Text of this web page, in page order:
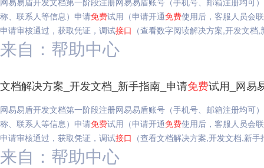
称、联系人等信息）申请免费试用（申请开通免费使用后，客服人员会
申请审核通过，获取凭证，调试接口 （查看数字阅读解决方案,开发文档
来自：帮助中心
文档解决方案_开发文档_新手指南_申请免费试用_网易
网易易盾开发文档第一阶段注册网易易盾账号（手机号、邮箱注册均可
称、联系人等信息）申请免费试用（申请开通免费使用后，客服人员会
申请审核通过，获取凭证，调试接口 （查看文档解决方案,开发文档,新
来自：帮助中心